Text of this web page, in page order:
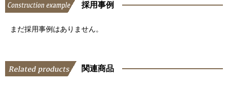
採用事例
まだ採用事例はありません。
関連商品